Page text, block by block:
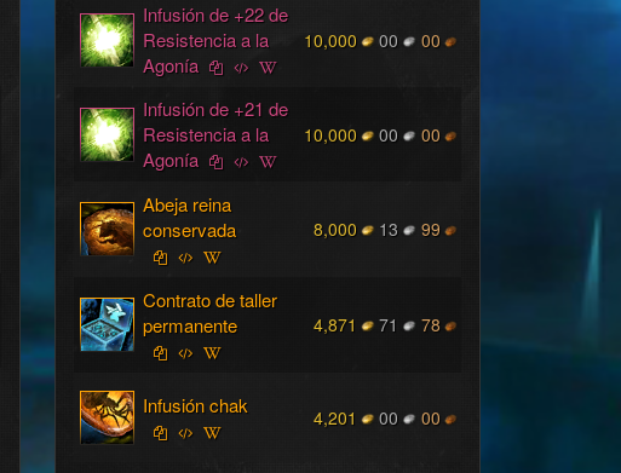
Infusión de +22 de
Resistencia a la
Agonía
10,000 00 00
Infusión de +21 de
Resistencia a la
Agonía
10,000 00 00
Abeja reina
conservada
8,000 13 99
Contrato de taller
permanente
4,871 71 78
Infusión chak 4,201 00 00